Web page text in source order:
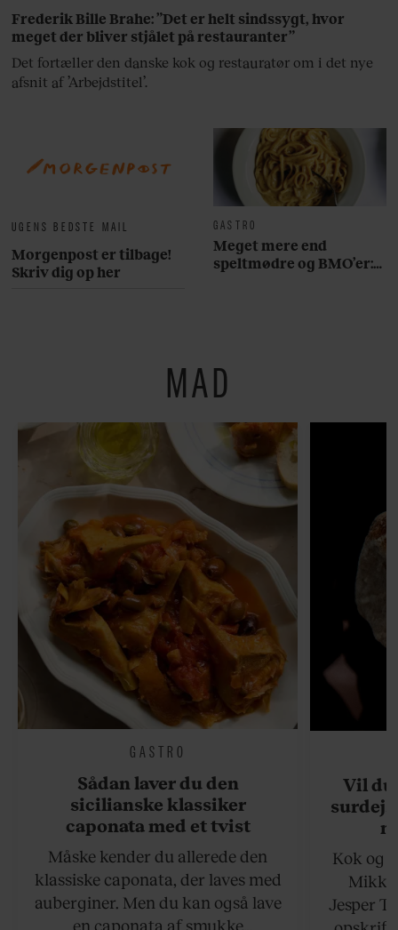
UGENS BEDSTE MAIL
Morgenpost er tilbage!
Skriv dig op her
GASTRO
Meget mere end
speltmødre og BMO’er:
Frederik Bille Brahe: ”Det er helt sindssygt, hvor
meget der bliver stjålet på restauranter”
Det fortæller den danske kok og restauratør om i det nye
afsnit af ’Arbejdstitel’.
MAD
GASTRO
Sådan laver du den
sicilianske klassiker
caponata med et tvist
Måske kender du allerede den
klassiske caponata, der laves med
auberginer. Men du kan også lave
en caponata af smukke
Vil du
Kok og
Jesper